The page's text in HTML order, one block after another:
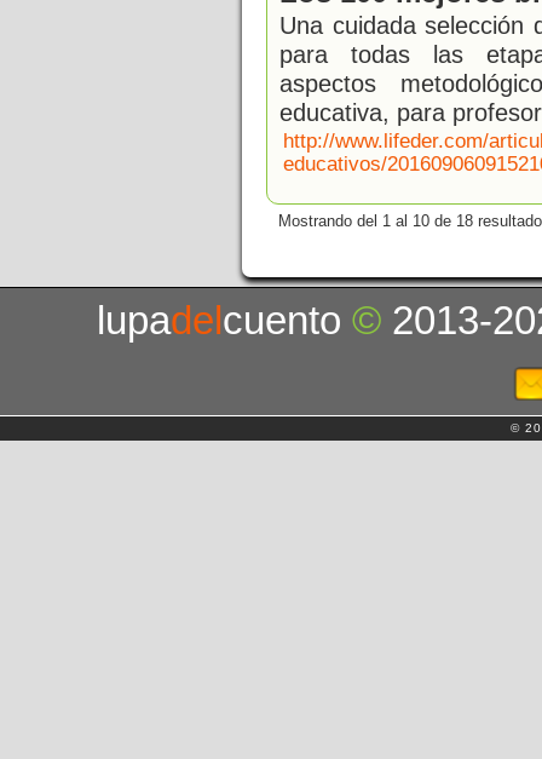
Una cuidada selección
para todas las
aspectos
educativa, para
http://www.lifeder.com/
educativos/
Mostrando del 1 al 10 de 18
lupadelcuento© 2013-
©